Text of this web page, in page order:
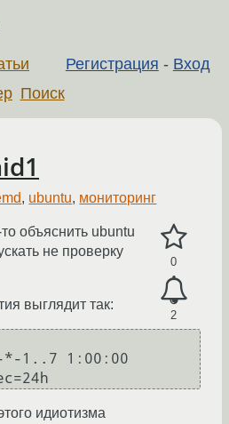
Регистрация - Вход
Поиск
, ubuntu, мониторинг
0
2
объяснить ubuntu
не проверку
выглядит так:
*-1..7 1:00:00
идиотизма